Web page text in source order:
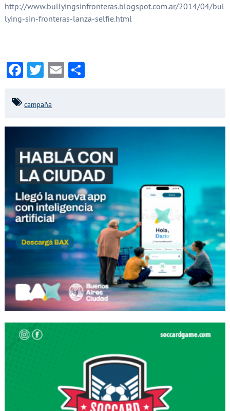
http://www.bullyingsinfronteras.blogspot.com.ar/2014/04/bul
lying-sin-fronteras-lanza-selfie.html
Facebook
Twitter
EmailCompartir
campaña